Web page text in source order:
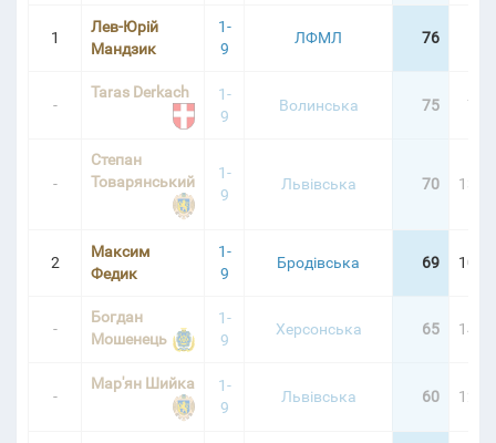
1
Лев-Юрій
Мандзик
1-
9
ЛФМЛ 76
-
Taras Derkach
1-
9
Волинська 75
-
Степан
Товарянський
1-
9
Львівська 70
2
Максим
Федик
1-
9
Бродівська 69
-
Богдан
Мошенець
1-
9
Херсонська 65
-
Мар'ян Шийка
1-
9
Львівська 60